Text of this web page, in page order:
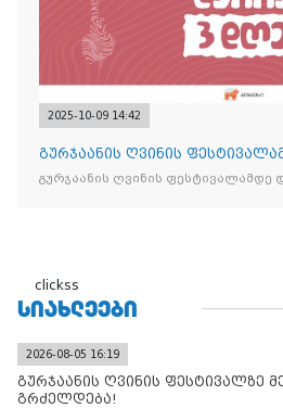
2025-10-09 14:42
გურჯაანის ღვინის
გურჯაანის ღვინის ფესტივალამდე
clickss
ᲡᲘᲐᲮᲚᲔᲔᲑᲘ
2026-08-05 16:19
გურჯაანის ღვინის ფესტივალზე
გრძელდება!